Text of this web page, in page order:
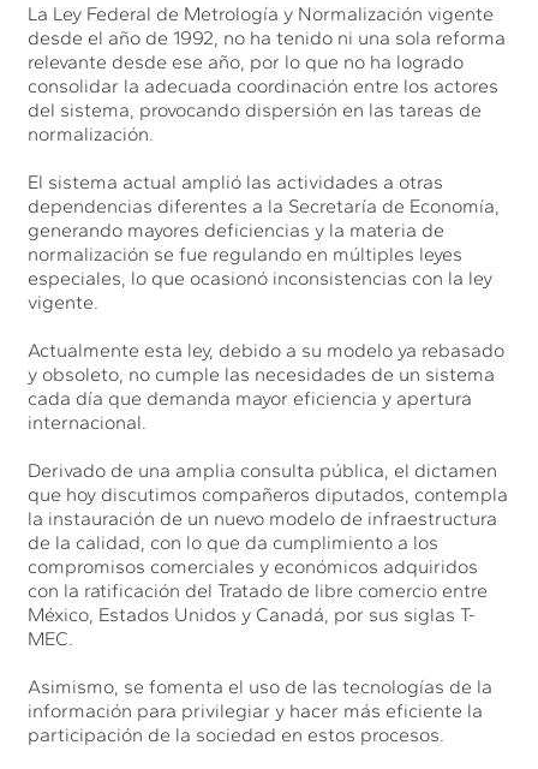
La Ley Federal de Metrología y Normalización vigente
desde el año de 1992, no ha tenido ni una sola reforma
relevante desde ese año, por lo que no ha logrado
consolidar la adecuada coordinación entre los actores
del sistema, provocando dispersión en las tareas de
normalización.
El sistema actual amplió las actividades a otras
dependencias diferentes a la Secretaría de Economía,
generando mayores deficiencias y la materia de
normalización se fue regulando en múltiples leyes
especiales, lo que ocasionó inconsistencias con la ley
vigente.
Actualmente esta ley, debido a su modelo ya rebasado
y obsoleto, no cumple las necesidades de un sistema
cada día que demanda mayor eficiencia y apertura
internacional.
Derivado de una amplia consulta pública, el dictamen
que hoy discutimos compañeros diputados, contempla
la instauración de un nuevo modelo de infraestructura
de la calidad, con lo que da cumplimiento a los
compromisos comerciales y económicos adquiridos
con la ratificación del Tratado de libre comercio entre
México, Estados Unidos y Canadá, por sus siglas T-
MEC.
Asimismo, se fomenta el uso de las tecnologías de la
información para privilegiar y hacer más eficiente la
participación de la sociedad en estos procesos.